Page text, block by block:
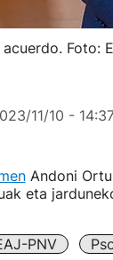
Foto:
11/10 -
Andoni
eta
PNV